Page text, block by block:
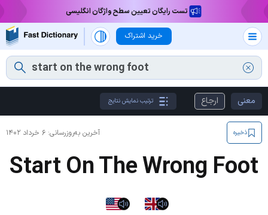
تست رایگان تعیین سطح واژگان انگلیسی
خرید اشتراک
معنی ارجاع ترتیب نمایش نتایج
آخرین به‌روزرسانی: ۶ خرداد ۱۴۰۲ ذخیره
Start On The Wrong Foot